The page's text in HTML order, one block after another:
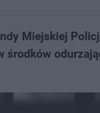
Miejskiej
środków